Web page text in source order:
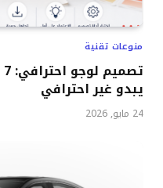
منوعات تقنية
يبدو غير احترافي
24 مايو, 2026